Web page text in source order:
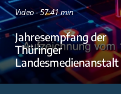
Video - 57:41 min
Jahresempfang der
Thüringer
Landesmedienanstalt